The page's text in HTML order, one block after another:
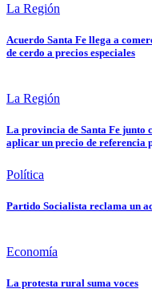
La Región
Acuerdo Santa Fe llega a
de cerdo a precios especiales
La Región
La provincia de Santa Fe junto
aplicar un precio de referencia
Política
Partido Socialista reclama un
Economía
La protesta rural suma voces